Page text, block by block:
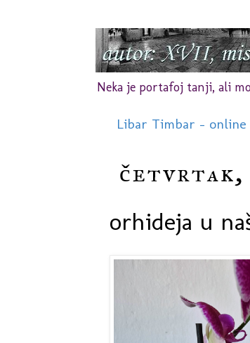
Neka je portafoj tanji, ali
Libar Timbar -
četvrtak,
orhideja u